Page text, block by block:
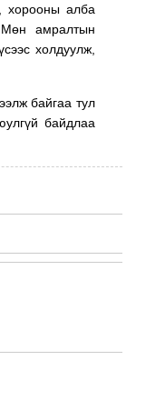
хорооны алба
Мөн амралтын
холдуулж,
байгаа тул
байдлаа